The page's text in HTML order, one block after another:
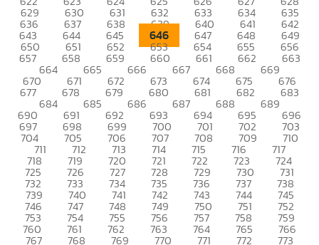
629 630 631 632 633 634 635
636 637 638 639 640 641 642
643 644 645 646 647 648 649
650 651 652 653 654 655 656
657 658 659 660 661 662 663
664 665 666 667 668 669
670 671 672 673 674 675 676
677 678 679 680 681 682 683
684 685 686 687 688 689
690 691 692 693 694 695 696
697 698 699 700 701 702 703
704 705 706 707 708 709 710
711 712 713 714 715 716 717
718 719 720 721 722 723 724
725 726 727 728 729 730 731
732 733 734 735 736 737 738
739 740 741 742 743 744 745
746 747 748 749 750 751 752
753 754 755 756 757 758 759
760 761 762 763 764 765 766
767 768 769 770 771 772 773